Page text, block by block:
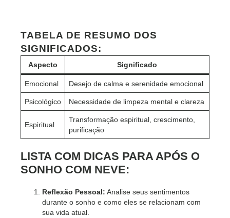
TABELA DE RESUMO DOS
SIGNIFICADOS:
Aspecto Significado
Emocional Desejo de calma e serenidade emocional
Psicológico Necessidade de limpeza mental e clareza
Espiritual
Transformação espiritual, crescimento,
purificação
LISTA COM DICAS PARA APÓS O
SONHO COM NEVE:
Reflexão Pessoal: Analise seus sentimentos
durante o sonho e como eles se relacionam com
sua vida atual.